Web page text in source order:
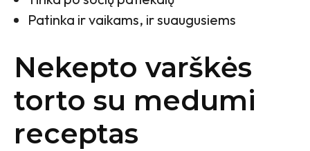
Patinka ir vaikams, ir suaugusiems
Nekepto varškės
torto su medumi
receptas